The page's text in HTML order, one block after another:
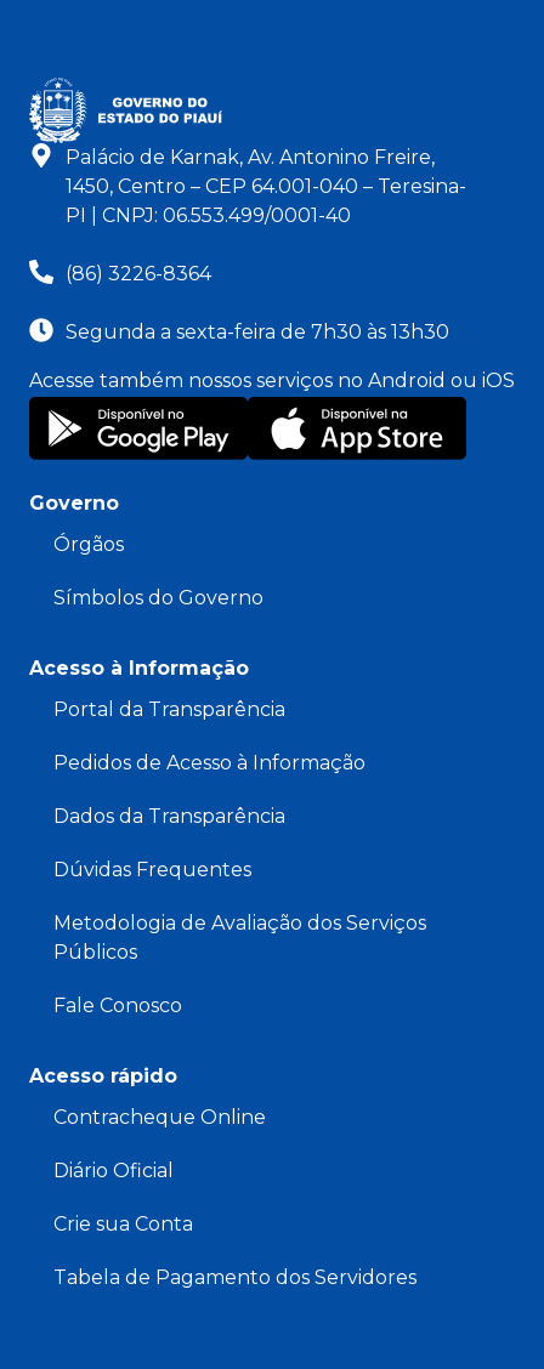
Palácio de Karnak, Av. Antonino Freire,
1450, Centro – CEP 64.001-040 – Teresina-
PI | CNPJ: 06.553.499/0001-40
(86) 3226-8364
Segunda a sexta-feira de 7h30 às 13h30
Acesse também nossos serviços no Android ou iOS
Governo
Órgãos
Símbolos do Governo
Acesso à Informação
Portal da Transparência
Pedidos de Acesso à Informação
Dados da Transparência
Dúvidas Frequentes
Metodologia de Avaliação dos Serviços
Públicos
Fale Conosco
Acesso rápido
Contracheque Online
Diário Oficial
Crie sua Conta
Tabela de Pagamento dos Servidores